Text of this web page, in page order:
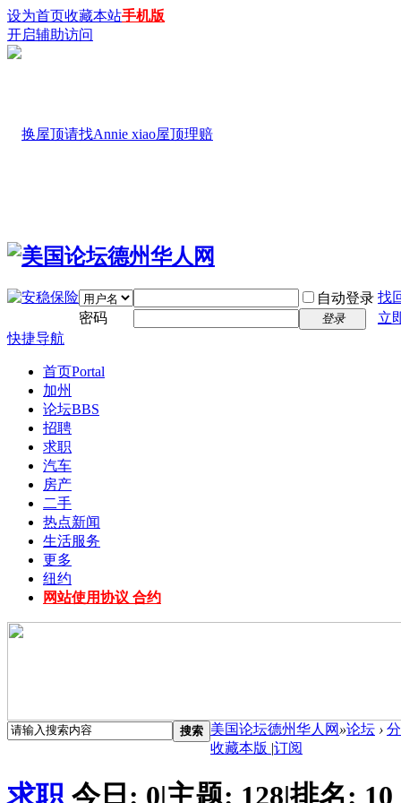
设为首页收藏本站手机版
开启辅助访问
自动登录 找
密码
登录
立
快捷导航
首页Portal
加州
论坛BBS
招聘
求职
汽车
房产
二手
热点新闻
生活服务
更多
纽约
网站使用协议 合约
搜索 美国论坛德州华人网 »论坛 ›
收藏本版 |订阅
求职 今日: 0|主题: 128|排名: 10